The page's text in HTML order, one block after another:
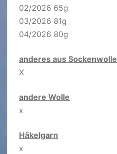
02/2026 65g
03/2026 81g
04/2026 80g
anderes aus Sockenwolle
X
andere Wolle
x
Häkelgarn
x